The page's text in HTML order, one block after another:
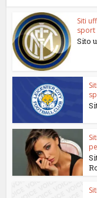
Siti
sport
Sito